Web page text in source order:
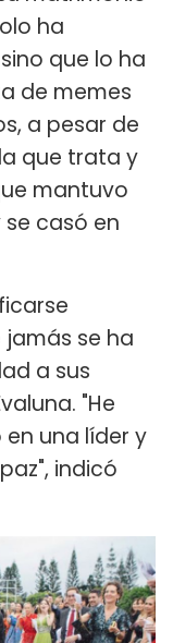
ha
que lo ha
de memes
a pesar de
que trata y
mantuvo
casó en
se ha
a sus
"He
una líder y
indicó